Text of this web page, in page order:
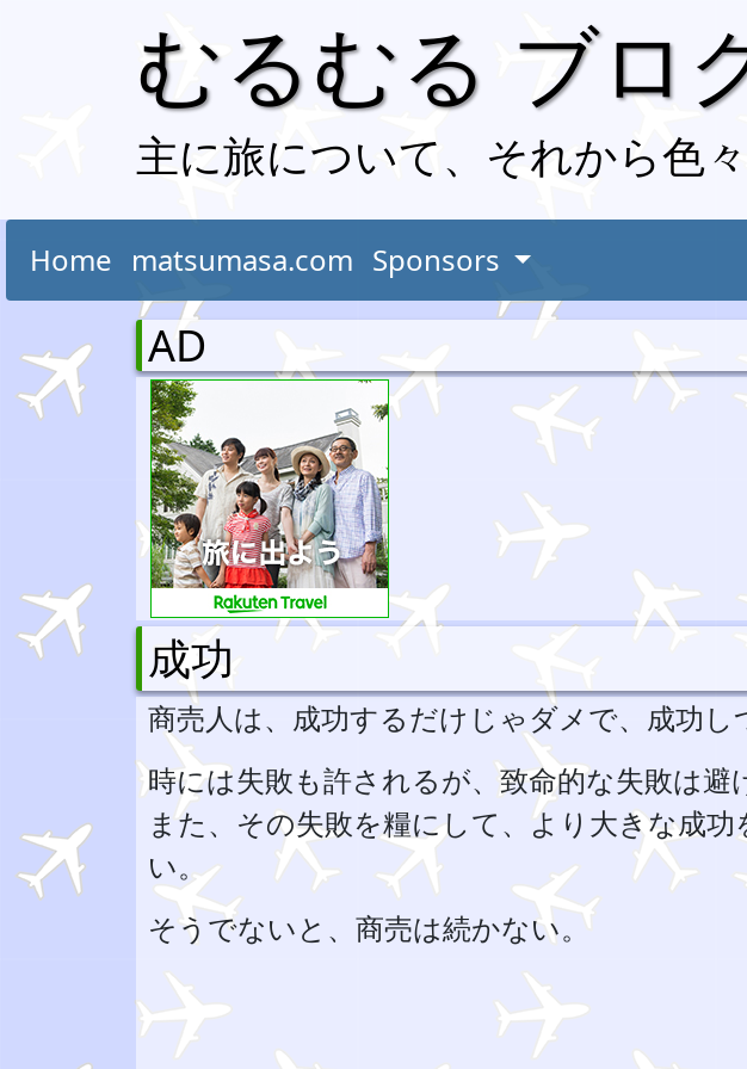
むるむる ブロ
主に旅について、それから色々
Home matsumasa.com Sponsors
AD
成功
商売人は、成功するだけじゃダメで、成功し
時には失敗も許されるが、致命的な失敗は避
また、その失敗を糧にして、より大きな成
い。
そうでないと、商売は続かない。